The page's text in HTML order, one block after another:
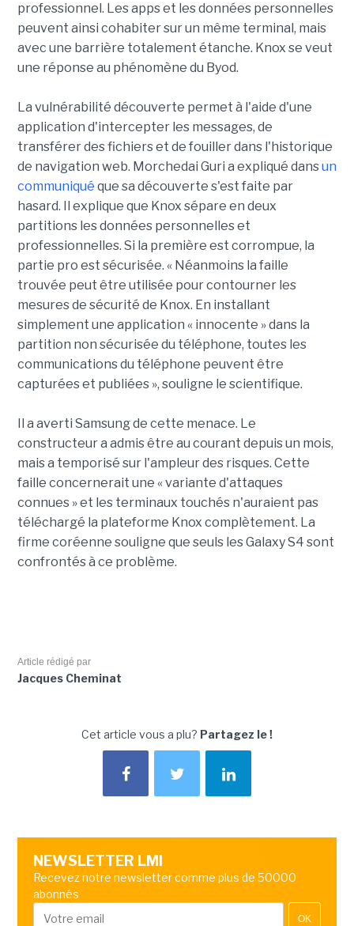
professionnel. Les apps et les données personnelles
peuvent ainsi cohabiter sur un même terminal, mais
avec une barrière totalement étanche. Knox se veut
une réponse au phénomène du Byod.
La vulnérabilité découverte permet à l'aide d'une
application d'intercepter les messages, de
transférer des fichiers et de fouiller dans l'historique
de navigation web. Morchedai Guri a expliqué dansun
communiqué que sa découverte s'est faite par
hasard. Il explique que Knox sépare en deux
partitions les données personnelles et
professionnelles. Si la première est corrompue, la
partie pro est sécurisée. « Néanmoins la faille
trouvée peut être utilisée pour contourner les
mesures de sécurité de Knox. En installant
simplement une application « innocente » dans la
partition non sécurisée du téléphone, toutes les
communications du téléphone peuvent être
capturées et publiées », souligne le scientifique.
Il a averti Samsung de cette menace. Le
constructeur a admis être au courant depuis un mois,
mais a temporisé sur l'ampleur des risques. Cette
faille concernerait une « variante d'attaques
connues » et les terminaux touchés n'auraient pas
téléchargé la plateforme Knox complètement. La
firme coréenne souligne que seuls les Galaxy S4 sont
confrontés à ce problème.
Article rédigé par
Jacques Cheminat
Cet article vous a plu? Partagez le !
NEWSLETTER LMI
Recevez notre newsletter comme plus de 50000
abonnés
OK